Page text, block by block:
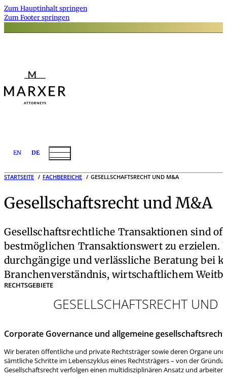
Zum Hauptinhalt springen
Zum Footer springen
EN DE
STARTSEITE FACHBEREICHE GESELLSCHAFTSRECHT UND M&A
Gesellschaftsrecht und M&A
Gesellschaftsrechtliche Transaktionen sind
bestmöglichen Transaktionswert zu erzielen.
durchgängige und verlässliche Beratung bei
Branchenverständnis, wirtschaftlichem
GESELLSCHAFTSRECHT UND
RECHTSGEBIETE
Corporate Governance und allgemeine
Wir beraten öffentliche und private Rechtsträger sowie deren Organe
sämtliche Schritte im Lebenszyklus eines Rechtsträgers – von der
Gesellschaftsrecht verfolgen einen multidisziplinären Ansatz und